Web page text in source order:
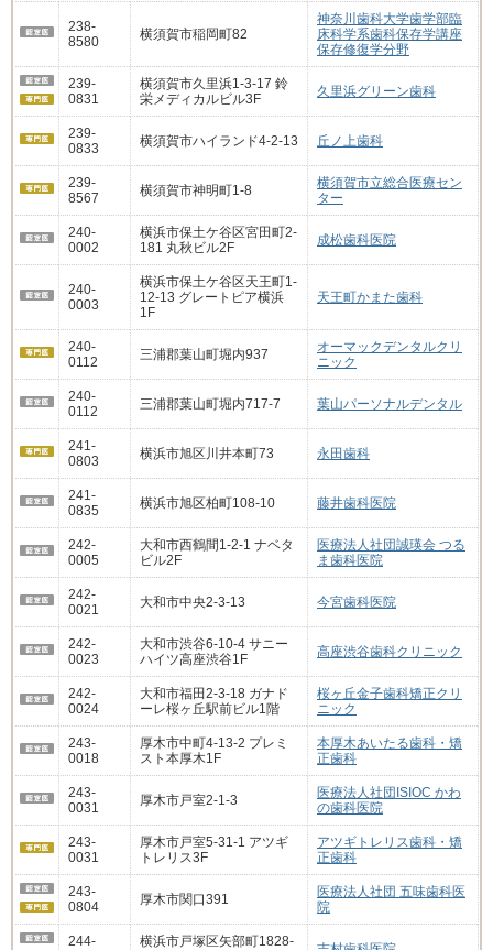
238-
8580
横須賀市稲岡町82
神奈川歯科大学歯学部臨
床科学系歯科保存学講座
保存修復学分野
239-
0831
横須賀市久里浜1-3-17 鈴
栄メディカルビル3F
久里浜グリーン歯科
239-
0833
横須賀市ハイランド4-2-13 丘ノ上歯科
239-
8567
横須賀市神明町1-8
横須賀市立総合医療セン
ター
240-
0002
横浜市保土ケ谷区宮田町2-
181 丸秋ビル2F
成松歯科医院
240-
0003
横浜市保土ケ谷区天王町1-
12-13 グレートピア横浜
1F
天王町かまた歯科
240-
0112
三浦郡葉山町堀内937
オーマックデンタルクリ
ニック
240-
0112
三浦郡葉山町堀内717-7 葉山パーソナルデンタル
241-
0803
横浜市旭区川井本町73 永田歯科
241-
0835
横浜市旭区柏町108-10 藤井歯科医院
242-
0005
大和市西鶴間1-2-1 ナベタ
ビル2F
医療法人社団誠瑛会 つる
ま歯科医院
242-
0021
大和市中央2-3-13 今宮歯科医院
242-
0023
大和市渋谷6-10-4 サニー
ハイツ高座渋谷1F
高座渋谷歯科クリニック
242-
0024
大和市福田2-3-18 ガナド
ーレ桜ヶ丘駅前ビル1階
桜ヶ丘金子歯科矯正クリ
ニック
243-
0018
厚木市中町4-13-2 プレミ
スト本厚木1F
本厚木あいたる歯科・矯
正歯科
243-
0031
厚木市戸室2-1-3
医療法人社団ISIOC かわ
の歯科医院
243-
0031
厚木市戸室5-31-1 アツギ
トレリス3F
アツギトレリス歯科・矯
正歯科
243-
0804
厚木市関口391
医療法人社団 五味歯科医
院
244-
横浜市戸塚区矢部町1828-